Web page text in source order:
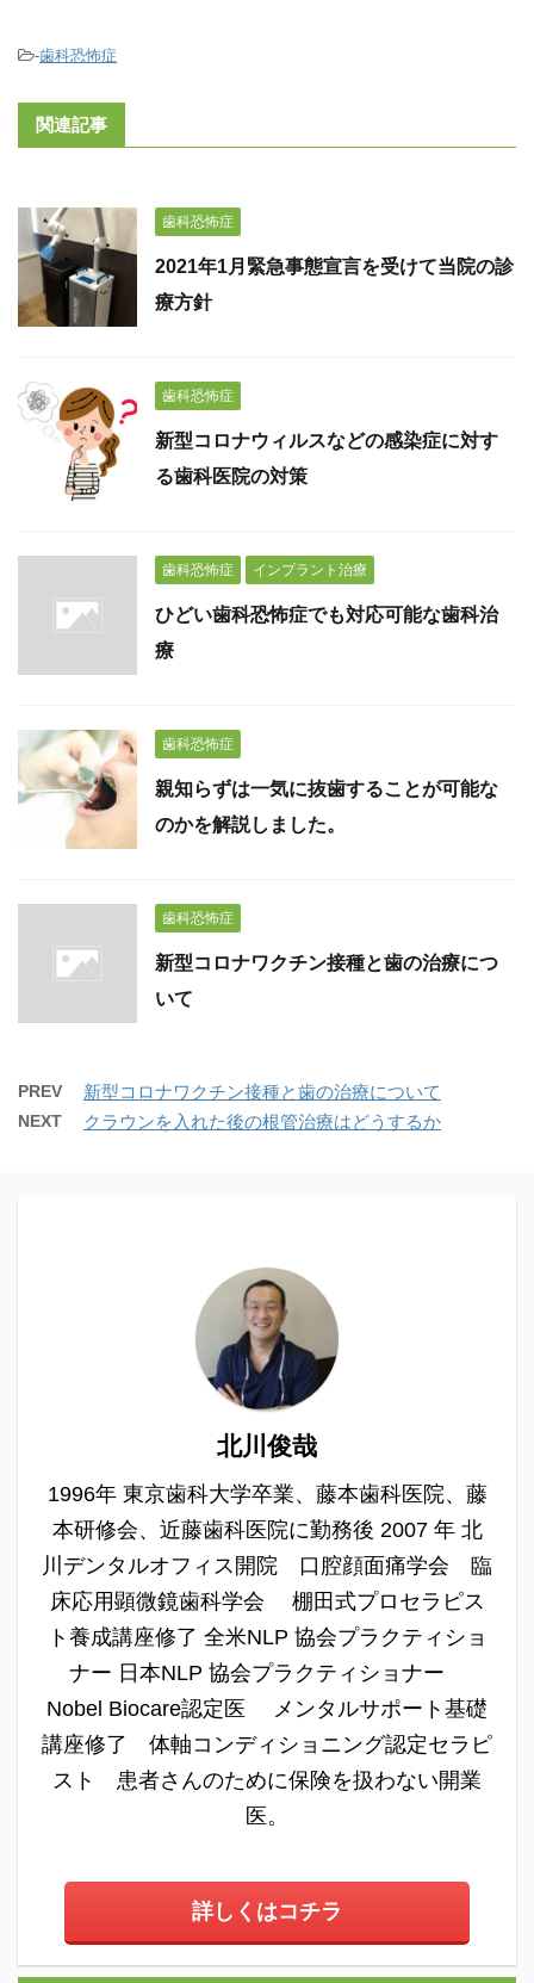
-歯科恐怖症
関連記事
歯科恐怖症
2021年1月緊急事態宣言を受けて当院の診
療方針
歯科恐怖症
新型コロナウィルスなどの感染症に対す
る歯科医院の対策
歯科恐怖症 インプラント治療
ひどい歯科恐怖症でも対応可能な歯科治
療
歯科恐怖症
親知らずは一気に抜歯することが可能な
のかを解説しました。
歯科恐怖症
新型コロナワクチン接種と歯の治療につ
いて
PREV 新型コロナワクチン接種と歯の治療について
NEXT クラウンを入れた後の根管治療はどうするか
北川俊哉
1996年 東京歯科大学卒業、藤本歯科医院、藤
本研修会、近藤歯科医院に勤務後 2007 年 北
川デンタルオフィス開院 口腔顔面痛学会 臨
床応用顕微鏡歯科学会 棚田式プロセラピス
ト養成講座修了 全米NLP 協会プラクティショ
ナー 日本NLP 協会プラクティショナー
Nobel Biocare認定医 メンタルサポート基礎
講座修了 体軸コンディショニング認定セラピ
スト 患者さんのために保険を扱わない開業
医。
詳しくはコチラ